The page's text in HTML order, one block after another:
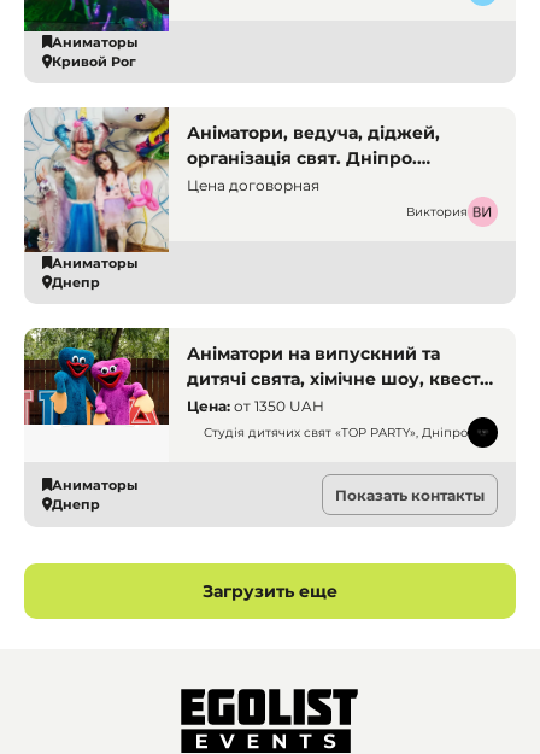
Аниматоры
Кривой Рог
Аніматори, ведуча, діджей,
організація свят. Дніпро.
Аніматори
Цена договорная
Виктория
Аниматоры
Днепр
Аніматори на випускний та
дитячі свята, хімічне шоу, квести.
Дніпро. Аніматори
Цена: от 1350 UAH
Студія дитячих свят «TOP PARTY», Дніпро
Аниматоры
Днепр
Показать контакты
Загрузить еще